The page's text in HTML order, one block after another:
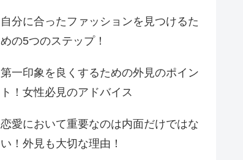
自分に合ったファッションを見つけるた
めの5つのステップ！
第一印象を良くするための外見のポイン
ト！女性必見のアドバイス
恋愛において重要なのは内面だけではな
い！外見も大切な理由！